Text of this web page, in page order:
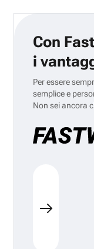
Con
i
Per essere
semplice e
Non sei ancora